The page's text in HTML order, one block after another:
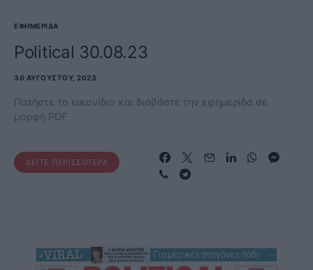
ΕΦΗΜΕΡΊΔΑ
Political 30.08.23
30 ΑΥΓΟΎΣΤΟΥ, 2023
Πατήστε το εικονίδιο και διαβάστε την εφημερίδα σε
μορφή PDF
ΔΕΊΤΕ ΠΕΡΙΣΣΌΤΕΡΑ